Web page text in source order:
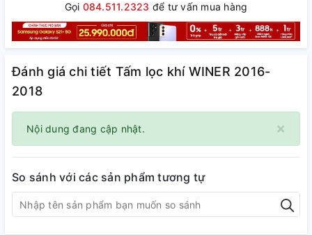
Gọi 084.511.2323 để tư vấn mua hàng
Đánh giá chi tiết Tấm lọc khí WINER 2016-
2018
×
Nội dung đang cập nhật.
So sánh với các sản phẩm tương tự